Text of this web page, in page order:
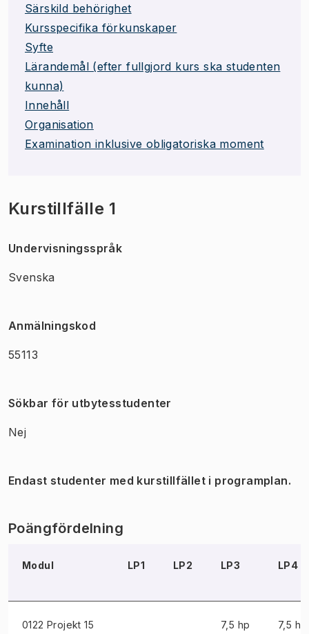
Särskild behörighet
Kursspecifika förkunskaper
Syfte
Lärandemål (efter fullgjord kurs ska studenten
kunna)
Innehåll
Organisation
Examination inklusive obligatoriska moment
Kurstillfälle 1
Undervisningsspråk
Svenska
Anmälningskod
55113
Sökbar för utbytesstudenter
Nej
Endast studenter med kurstillfället i programplan.
Poängfördelning
Modul LP1 LP2 LP3 LP4
0122 Projekt 15 7,5 hp 7,5 hp